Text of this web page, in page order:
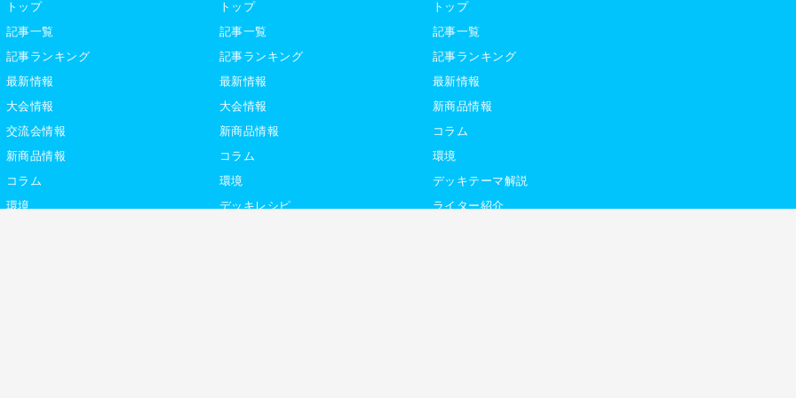
トップ
記事一覧
記事ランキング
最新情報
大会情報
交流会情報
新商品情報
コラム
環境
トップ
記事一覧
記事ランキング
最新情報
大会情報
新商品情報
コラム
環境
デッキレシピ
トップ
記事一覧
記事ランキング
最新情報
新商品情報
コラム
環境
デッキテーマ解説
ライター紹介